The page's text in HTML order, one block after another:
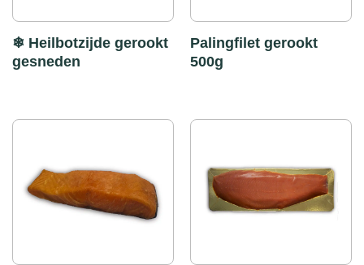
❄ Heilbotzijde gerookt
gesneden
Palingfilet gerookt
500g